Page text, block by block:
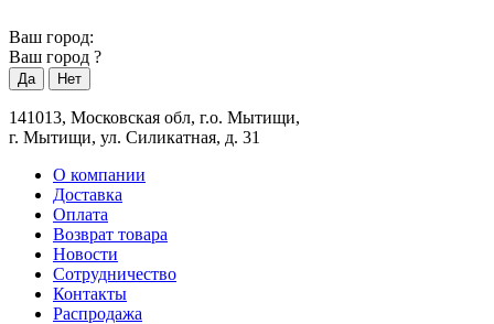
Ваш город:
Ваш город ?
141013, Московская обл, г.о. Мытищи,
г. Мытищи, ул. Силикатная, д. 31
О компании
Доставка
Оплата
Возврат товара
Новости
Сотрудничество
Контакты
Распродажа